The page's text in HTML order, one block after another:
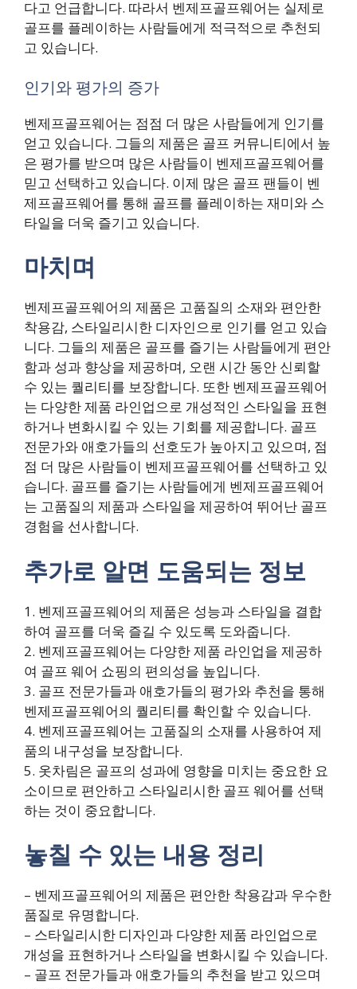
다고 언급합니다. 따라서 벤제프골프웨어는 실제로
골프를 플레이하는 사람들에게 적극적으로 추천되
고 있습니다.
인기와 평가의 증가
벤제프골프웨어는 점점 더 많은 사람들에게 인기를
얻고 있습니다. 그들의 제품은 골프 커뮤니티에서 높
은 평가를 받으며 많은 사람들이 벤제프골프웨어를
믿고 선택하고 있습니다. 이제 많은 골프 팬들이 벤
제프골프웨어를 통해 골프를 플레이하는 재미와 스
타일을 더욱 즐기고 있습니다.
마치며
벤제프골프웨어의 제품은 고품질의 소재와 편안한
착용감, 스타일리시한 디자인으로 인기를 얻고 있습
니다. 그들의 제품은 골프를 즐기는 사람들에게 편안
함과 성과 향상을 제공하며, 오랜 시간 동안 신뢰할
수 있는 퀄리티를 보장합니다. 또한 벤제프골프웨어
는 다양한 제품 라인업으로 개성적인 스타일을 표현
하거나 변화시킬 수 있는 기회를 제공합니다. 골프
전문가와 애호가들의 선호도가 높아지고 있으며, 점
점 더 많은 사람들이 벤제프골프웨어를 선택하고 있
습니다. 골프를 즐기는 사람들에게 벤제프골프웨어
는 고품질의 제품과 스타일을 제공하여 뛰어난 골프
경험을 선사합니다.
추가로 알면 도움되는 정보
1. 벤제프골프웨어의 제품은 성능과 스타일을 결합
하여 골프를 더욱 즐길 수 있도록 도와줍니다.
2. 벤제프골프웨어는 다양한 제품 라인업을 제공하
여 골프 웨어 쇼핑의 편의성을 높입니다.
3. 골프 전문가들과 애호가들의 평가와 추천을 통해
벤제프골프웨어의 퀄리티를 확인할 수 있습니다.
4. 벤제프골프웨어는 고품질의 소재를 사용하여 제
품의 내구성을 보장합니다.
5. 옷차림은 골프의 성과에 영향을 미치는 중요한 요
소이므로 편안하고 스타일리시한 골프 웨어를 선택
하는 것이 중요합니다.
놓칠 수 있는 내용 정리
– 벤제프골프웨어의 제품은 편안한 착용감과 우수한
품질로 유명합니다.
– 스타일리시한 디자인과 다양한 제품 라인업으로
개성을 표현하거나 스타일을 변화시킬 수 있습니다.
– 골프 전문가들과 애호가들의 추천을 받고 있으며